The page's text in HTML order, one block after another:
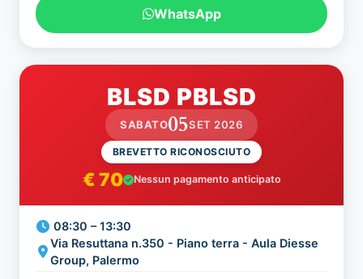
WhatsApp
BLSD PBLSD
SABATO05SET 2026
BREVETTO RICONOSCIUTO
€ 70 Nessun pagamento anticipato
08:30 – 13:30
Via Resuttana n.350 - Piano terra - Aula Diesse
Group, Palermo